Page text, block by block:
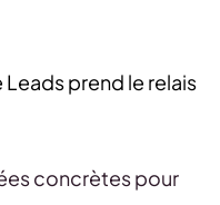
prend le relais
concrètes pour